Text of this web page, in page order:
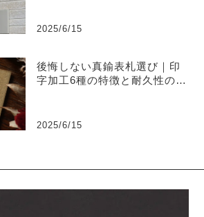
2025/6/15
後悔しない真鍮表札選び｜印
字加工6種の特徴と耐久性の違
2025/6/15